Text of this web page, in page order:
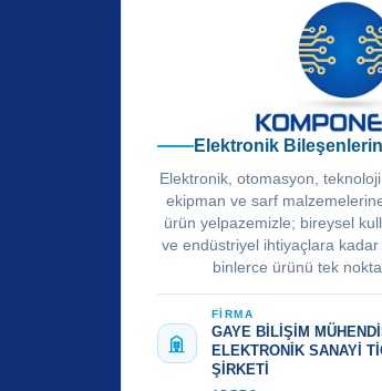
Elektronik
Elektronik, otomasyon,
ekipman ve sarf
ürün yelpazemizle; bireysel
ve endüstriyel ihtiyaçlara
binlerce ürünü tek
FİRMA
GAYE BİLİŞİM
ELEKTRONİK SANAYİ
ŞİRKETİ